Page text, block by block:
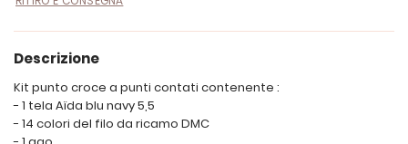
Descrizione
Kit punto croce a punti contati contenente :
- 1 tela Aïda blu navy 5,5
- 14 colori del filo da ricamo DMC